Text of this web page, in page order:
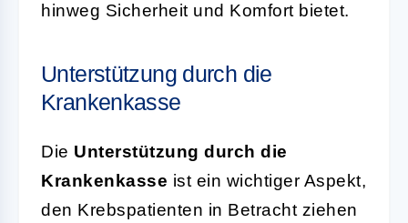
hinweg Sicherheit und Komfort bietet.
Unterstützung durch die
Krankenkasse
Die Unterstützung durch die
Krankenkasse ist ein wichtiger Aspekt,
den Krebspatienten in Betracht ziehen